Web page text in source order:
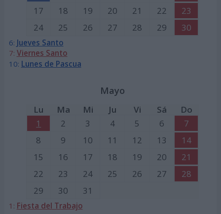
17
18 19 20 21 22
23
24
25 26 27 28 29 30
6: Jueves Santo
7: Viernes Santo
10: Lunes de Pascua
Mayo
Lu Ma Mi Ju Vi Sá
Do
1
2 3 4 5 6
7
8
9 10 11 12 13
14
15
16 17 18 19 20
21
22
23 24 25 26 27
28
29
30 31
1: Fiesta del Trabajo